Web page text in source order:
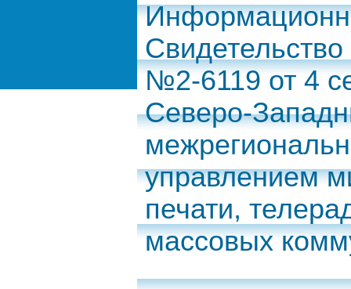
№2-6119 от 4
Северо-
управлением
печати,
массовых